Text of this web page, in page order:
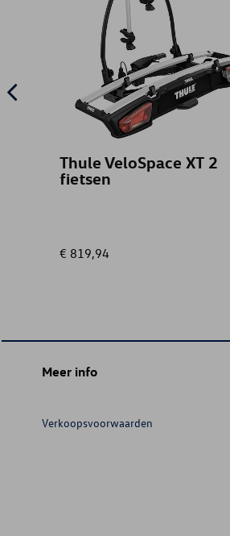
Thule VeloSpace XT 2
fietsen
€ 819,94
Meer info
Verkoopsvoorwaarden